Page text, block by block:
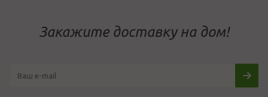
Закажите доставку на дом!